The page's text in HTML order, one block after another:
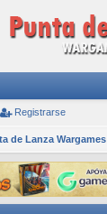
Registrarse
de Lanza Wargames